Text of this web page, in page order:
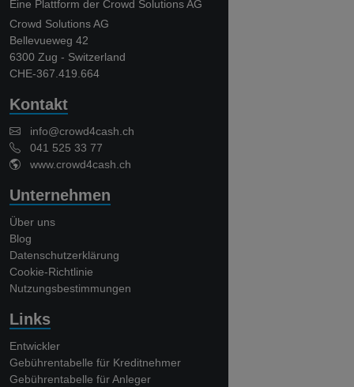
Eine Plattform der Crowd Solutions AG
Crowd Solutions AG
Bellevueweg 42
6300 Zug - Switzerland
CHE-367.419.664
Kontakt
info@crowd4cash.ch
041 525 33 77
www.crowd4cash.ch
Unternehmen
Über uns
Blog
Datenschutzerklärung
Cookie-Richtlinie
Nutzungsbestimmungen
Links
Entwickler
Gebührentabelle für Kreditnehmer
Gebührentabelle für Anleger